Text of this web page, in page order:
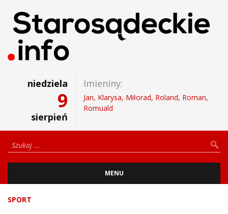
niedziela
9
sierpień
Imieniny:
Jan, Klarysa, Miłorad, Roland, Roman,
Romuald
MENU
SPORT